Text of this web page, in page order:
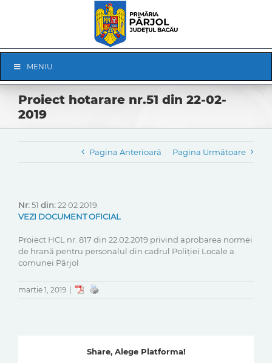
Navigation
MENIU
Proiect hotarare nr.51 din 22-02-
2019
Pagina Anterioară Pagina Următoare
Nr:51 din:22 02 2019
VEZI DOCUMENT OFICIAL
Proiect HCL nr. 817 din 22.02.2019 privind aprobarea normei
de hrană pentru personalul din cadrul Poliției Locale a
comunei Pârjol
martie 1, 2019
Share, Alege Platforma!